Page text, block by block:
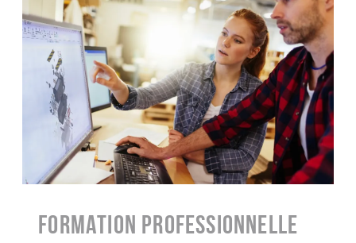
FORMATION PROFESSIONNELLE